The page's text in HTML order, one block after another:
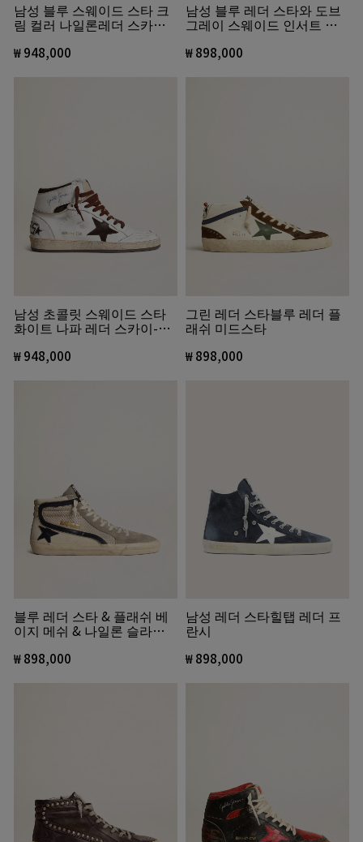
남성 블루 스웨이드 스타 크
림 컬러 나일론레더 스카이-
₩ 948,000
남성 블루 레더 스타와 도브
그레이 스웨이드 인서트 미
₩ 898,000
남성 초콜릿 스웨이드 스타
화이트 나파 레더 스카이-스
₩ 948,000
그린 레더 스타블루 레더 플
래쉬 미드스타
₩ 898,000
블루 레더 스타 & 플래쉬 베
이지 메쉬 & 나일론 슬라이
₩ 898,000
남성 레더 스타힐탭 레더 프
란시
₩ 898,000